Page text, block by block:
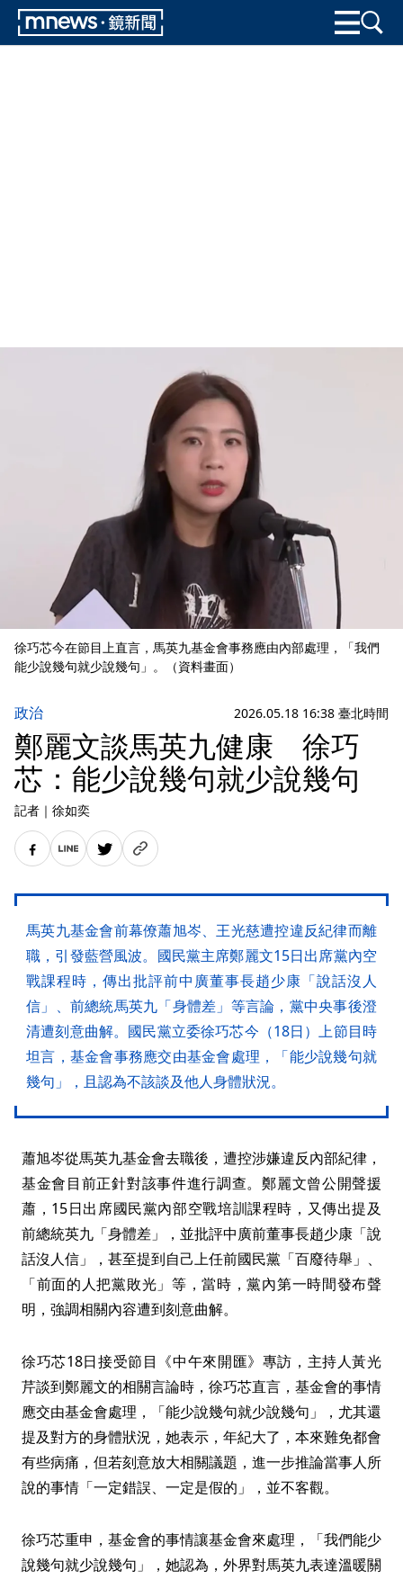
徐巧芯今在節目上直言，馬英九基金會事務應由內部處理，「我們
能少說幾句就少說幾句」。（資料畫面）
政治 2026.05.18 16:38 臺北時間
鄭麗文談馬英九健康 徐巧
芯：能少說幾句就少說幾句
記者 ｜ 徐如奕
馬英九基金會前幕僚蕭旭岑、王光慈遭控違反紀律而離
職，引發藍營風波。國民黨主席鄭麗文15日出席黨內空
戰課程時，傳出批評前中廣董事長趙少康「說話沒人
信」、前總統馬英九「身體差」等言論，黨中央事後澄
清遭刻意曲解。國民黨立委徐巧芯今（18日）上節目時
坦言，基金會事務應交由基金會處理，「能少說幾句就
幾句」，且認為不該談及他人身體狀況。
蕭旭岑從馬英九基金會去職後，遭控涉嫌違反內部紀律，
基金會目前正針對該事件進行調查。鄭麗文曾公開聲援
蕭，15日出席國民黨內部空戰培訓課程時，又傳出提及
前總統英九「身體差」，並批評中廣前董事長趙少康「說
話沒人信」，甚至提到自己上任前國民黨「百廢待舉」、
「前面的人把黨敗光」等，當時，黨內第一時間發布聲
明，強調相關內容遭到刻意曲解。
徐巧芯18日接受節目《中午來開匯》專訪，主持人黃光
芹談到鄭麗文的相關言論時，徐巧芯直言，基金會的事情
應交由基金會處理，「能少說幾句就少說幾句」，尤其還
提及對方的身體狀況，她表示，年紀大了，本來難免都會
有些病痛，但若刻意放大相關議題，進一步推論當事人所
說的事情「一定錯誤、一定是假的」，並不客觀。
徐巧芯重申，基金會的事情讓基金會來處理，「我們能少
說幾句就少說幾句」，她認為，外界對馬英九表達溫暖關